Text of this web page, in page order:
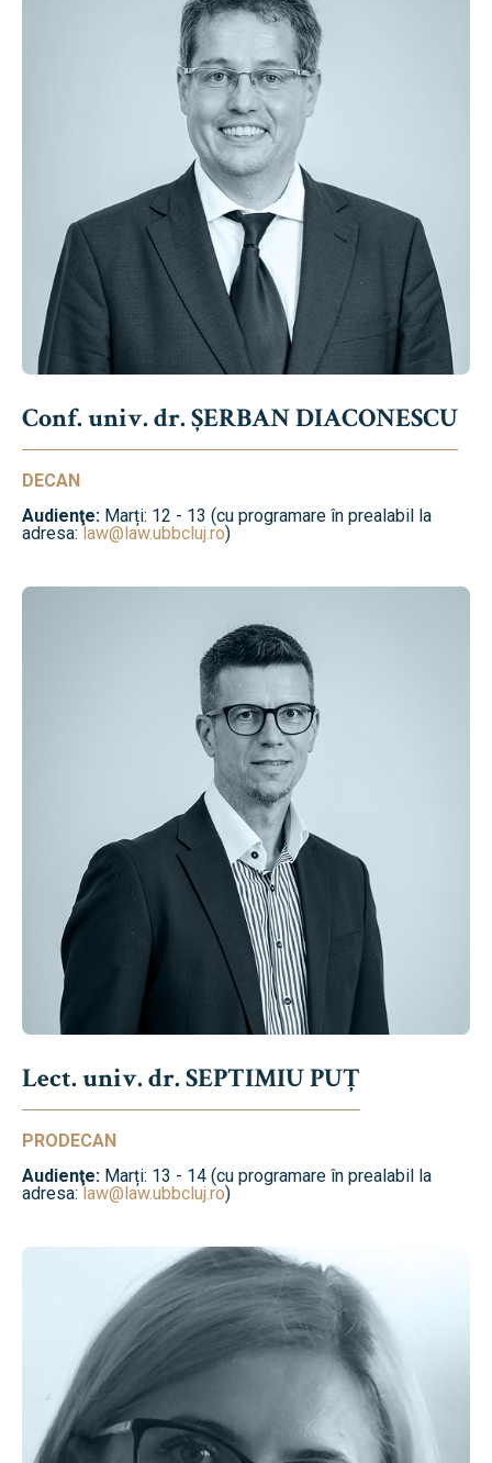
Conf. univ. dr. ȘERBAN DIACONESCU
DECAN
Audienţe: Marți: 12 - 13 (cu programare în prealabil la
adresa:law@law.ubbcluj.ro)
Lect. univ. dr. SEPTIMIU PUȚ
PRODECAN
Audienţe: Marți: 13 - 14 (cu programare în prealabil la
adresa:law@law.ubbcluj.ro)